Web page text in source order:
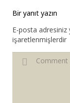
Bir yanıt yazın
E-posta adresiniz
işaretlenmişlerdir